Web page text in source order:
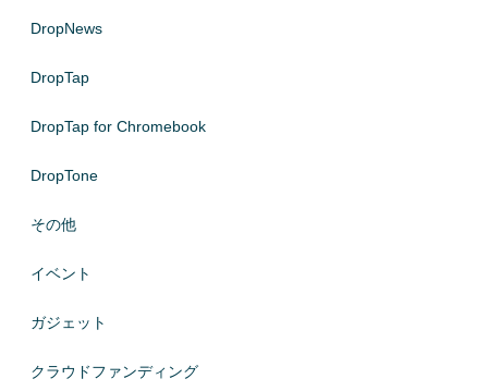
DropNews
DropTap
DropTap for Chromebook
DropTone
その他
イベント
ガジェット
クラウドファンディング